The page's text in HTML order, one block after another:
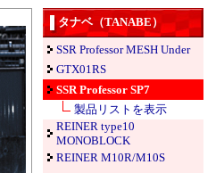
タナベ（TANABE）
SSR Professor MESH Under
GTX01RS
SSR Professor SP7
製品リストを表示
REINER type10
MONOBLOCK
REINER M10R/M10S